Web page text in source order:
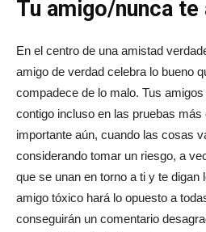
Tu amigo/nunca te
En el centro de una amistad
amigo de verdad celebra lo bueno
compadece de lo malo. Tus
contigo incluso en las pruebas
importante aún, cuando las cosas
considerando tomar un riesgo, a
que se unan en torno a ti y te digan
amigo tóxico hará lo opuesto a
conseguirán un comentario